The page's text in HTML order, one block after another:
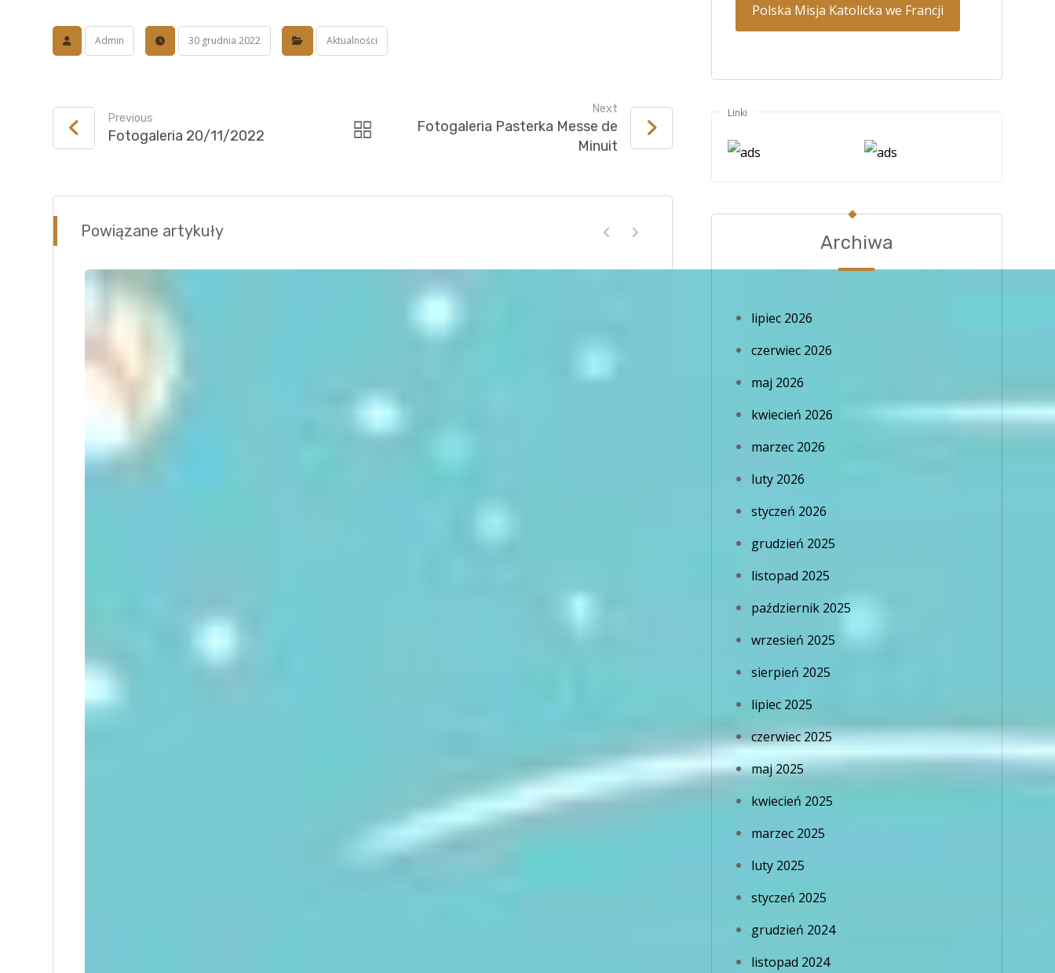
Admin 30 grudnia 2022 Aktualności
Previous
Fotogaleria 20/11/2022
Next
Fotogaleria Pasterka Messe de
Minuit
Powiązane artykuły
Polska Misja Katolicka we Francji
Linki
Archiwa
lipiec 2026
czerwiec 2026
maj 2026
kwiecień 2026
marzec 2026
luty 2026
styczeń 2026
grudzień 2025
listopad 2025
październik 2025
wrzesień 2025
sierpień 2025
lipiec 2025
czerwiec 2025
maj 2025
kwiecień 2025
marzec 2025
luty 2025
styczeń 2025
grudzień 2024
listopad 2024